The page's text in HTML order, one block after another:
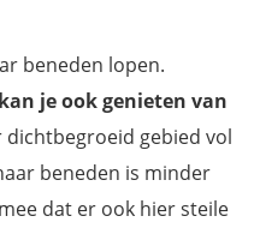
beneden lopen.
je ook genieten van
dichtbegroeid gebied vol
beneden is minder
dat er ook hier steile